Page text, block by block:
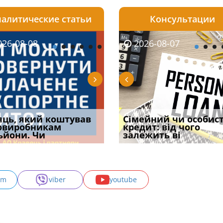
06
встановив для
шкоди
2026-08-06
Документи, на яких не
проставляється
апостиль: пер
статьи
08-08
який коштував
Чи
2026-08-07
Огляд практики ВС від
Ростислава Кравця, що
опублі
Консультации
2026-08-05
потрібна ФОП
у 2026 році:
засто
2026-08-07
Сімейний чи
кредит: від чого
залежить ві
2026-07-30
Восьмий ААС
підтвердив, що
може скас
viber youtube